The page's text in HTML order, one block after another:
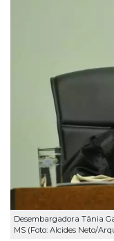
Desembargadora Tânia
MS (Foto: Alcides Neto/